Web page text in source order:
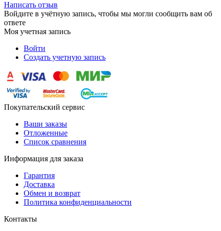
Написать отзыв
Войдите в учётную запись, чтобы мы могли сообщить вам об
ответе
Моя учетная запись
Войти
Создать учетную запись
Покупательский сервис
Ваши заказы
Отложенные
Список сравнения
Информация для заказа
Гарантия
Доставка
Обмен и возврат
Политика конфиденциальности
Контакты